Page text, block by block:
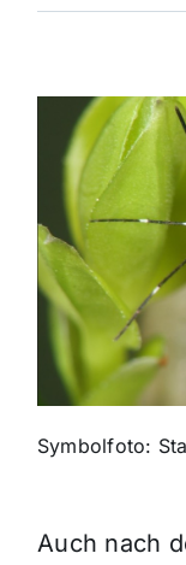
Themen und
Gewinnspiele
Symbolfoto:
Auch nach